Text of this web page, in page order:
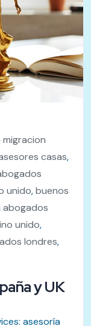
casas,
unido,buenos
unido,
londres,
y UK
asesoría